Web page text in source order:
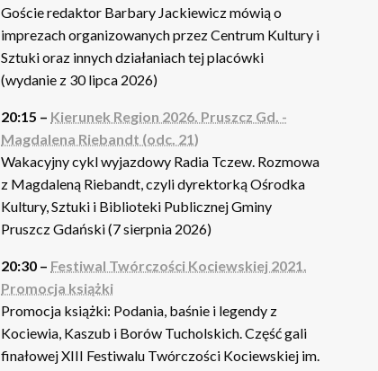
Goście redaktor Barbary Jackiewicz mówią o
imprezach organizowanych przez Centrum Kultury i
Sztuki oraz innych działaniach tej placówki
(wydanie z 30 lipca 2026)
20:15 – Kierunek Region 2026. Pruszcz Gd. -
Magdalena Riebandt (odc. 21)
Wakacyjny cykl wyjazdowy Radia Tczew. Rozmowa
z Magdaleną Riebandt, czyli dyrektorką Ośrodka
Kultury, Sztuki i Biblioteki Publicznej Gminy
Pruszcz Gdański (7 sierpnia 2026)
20:30 – Festiwal Twórczości Kociewskiej 2021.
Promocja książki
Promocja książki: Podania, baśnie i legendy z
Kociewia, Kaszub i Borów Tucholskich. Część gali
finałowej XIII Festiwalu Twórczości Kociewskiej im.